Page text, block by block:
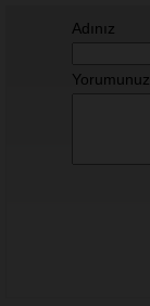
Adınız
Yorumunuz